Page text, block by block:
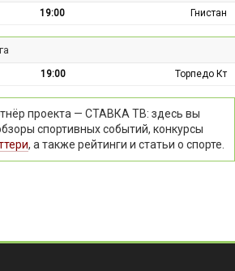
19:00 Гнистан
19:00 Торпедо Кт
проекта — СТАВКА ТВ: здесь вы
спортивных событий, конкурсы
, а также рейтинги и статьи о спорте.